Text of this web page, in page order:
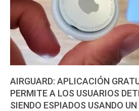
AIRGUARD: APLICACIÓN
PERMITE A LOS USUARIOS
SIENDO ESPIADOS USANDO